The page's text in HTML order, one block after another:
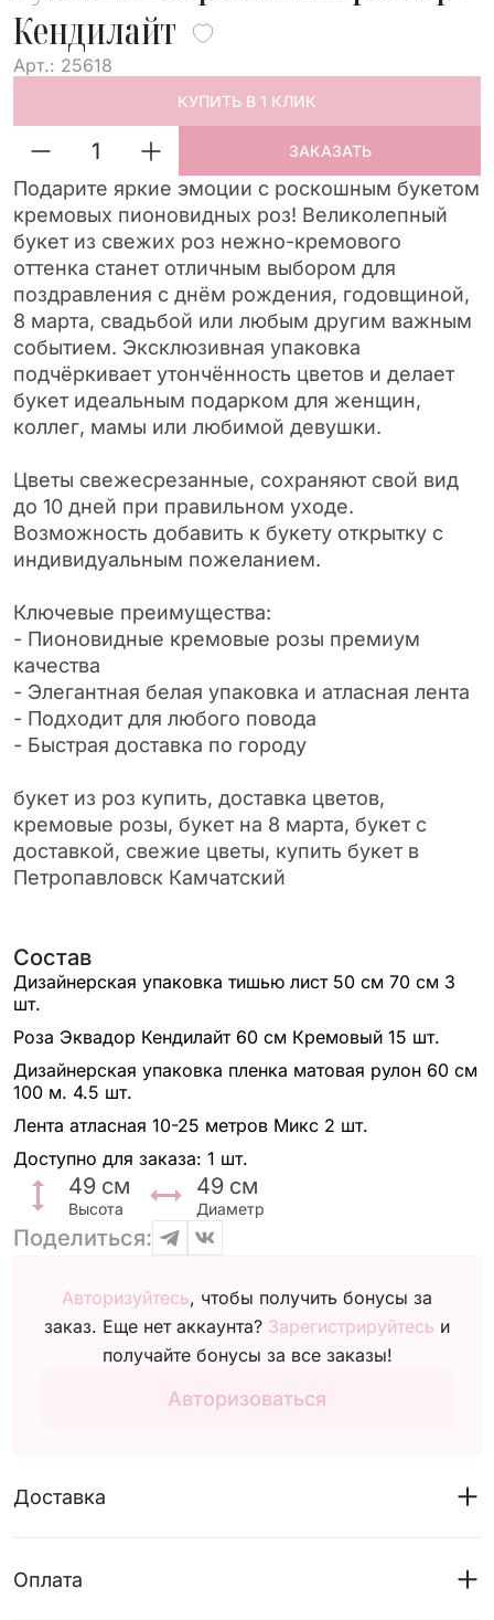
Кендилайт
Арт.: 25618
ЗАКАЗАТЬ
КУПИТЬ В 1 КЛИК
Подарите яркие эмоции с роскошным букетом
кремовых пионовидных роз! Великолепный
букет из свежих роз нежно-кремового
оттенка станет отличным выбором для
поздравления с днём рождения, годовщиной,
8 марта, свадьбой или любым другим важным
событием. Эксклюзивная упаковка
подчёркивает утончённость цветов и делает
букет идеальным подарком для женщин,
коллег, мамы или любимой девушки.
Цветы свежесрезанные, сохраняют свой вид
до 10 дней при правильном уходе.
Возможность добавить к букету открытку с
индивидуальным пожеланием.
Ключевые преимущества:
- Пионовидные кремовые розы премиум
качества
- Элегантная белая упаковка и атласная лента
- Подходит для любого повода
- Быстрая доставка по городу
букет из роз купить, доставка цветов,
кремовые розы, букет на 8 марта, букет с
доставкой, свежие цветы, купить букет в
Петропавловск Камчатский
Состав
Дизайнерская упаковка тишью лист 50 см 70 см 3
шт.
Роза Эквадор Кендилайт 60 см Кремовый 15 шт.
Дизайнерская упаковка пленка матовая рулон 60 см
100 м. 4.5 шт.
Лента атласная 10-25 метров Микс 2 шт.
Доступно для заказа: 1 шт.
49 см
Высота
49 см
Диаметр
Поделиться:
Авторизуйтесь, чтобы получить бонусы за
заказ. Еще нет аккаунта? Зарегистрируйтесь и
получайте бонусы за все заказы!
Авторизоваться
Доставка
Оплата